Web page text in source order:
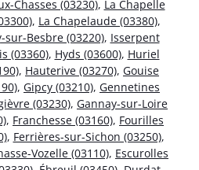
Chasses (03230), La Chapelle
, La Chapelaude (03380),
sur-Besbre (03220), Isserpent
(03360), Hyds (03600), Huriel
, Hauterive (03270), Gouise
, Gipcy (03210), Gennetines
(03230), Gannay-sur-Loire
, Franchesse (03160), Fourilles
, Ferrières-sur-Sichon (03250),
Vozelle (03110), Escurolles